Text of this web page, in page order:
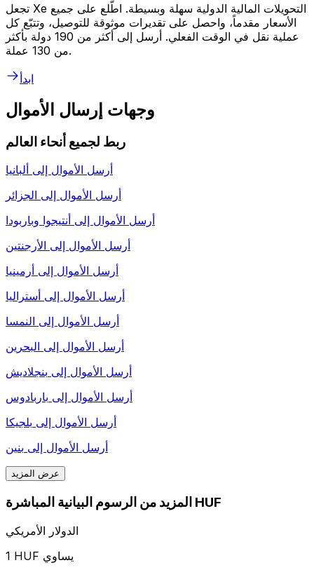
تجعل Xe التحويلات المالية الدولية سهلة وبسيطة. اطّلع على جميع
الأسعار مقدماً، واحصل على تقديرات موثوقة للتوصيل، وتتبّع كل
عملية نقل في الوقت الفعلي. أرسل إلى أكثر من 190 دولة بأكثر
من 130 عملة.
ابدأ
وجهات إرسال الأموال
ربط لجميع أنحاء العالم
أرسل الأموال إلى ألبانيا
أرسل الأموال إلى الجزائر
أرسل الأموال إلى أنتيجوا وباربودا
أرسل الأموال إلى الأرجنتين
أرسل الأموال إلى أرمينيا
أرسل الأموال إلى أستراليا
أرسل الأموال إلى النمسا
أرسل الأموال إلى البحرين
أرسل الأموال إلى بنجلاديش
أرسل الأموال إلى باربادوس
أرسل الأموال إلى بلجيكا
أرسل الأموال إلى بنين
عرض المزيد
المزيد من الرسوم البيانية المباشرة HUF
الدولار الأمريكي
1 HUF يساوي